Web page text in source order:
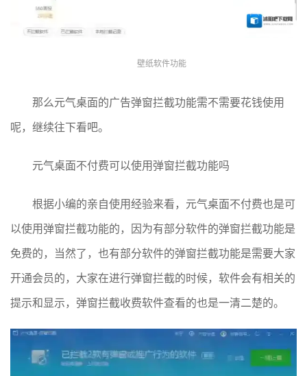
壁纸软件功能
那么元气桌面的广告弹窗拦截功能需不需要花钱使用
呢，继续往下看吧。
元气桌面不付费可以使用弹窗拦截功能吗
根据小编的亲自使用经验来看，元气桌面不付费也是可
以使用弹窗拦截功能的，因为有部分软件的弹窗拦截功能是
免费的，当然了，也有部分软件的弹窗拦截功能是需要大家
开通会员的，大家在进行弹窗拦截的时候，软件会有相关的
提示和显示，弹窗拦截收费软件查看的也是一清二楚的。